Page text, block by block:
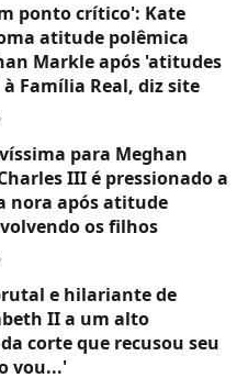
ponto crítico': Kate
atitude polêmica
Markle após 'atitudes
Família Real, diz site
para Meghan
III é pressionado a
nora após atitude
os filhos
e hilariante de
II a um alto
corte que recusou seu
vou...'